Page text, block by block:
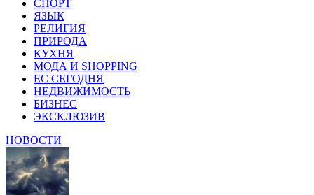
СПОРТ
ЯЗЫК
РЕЛИГИЯ
ПРИРОДА
КУХНЯ
МОДА И SHOPPING
ЕС СЕГОДНЯ
НЕДВИЖИМОСТЬ
БИЗНЕС
ЭКСКЛЮЗИВ
НОВОСТИ